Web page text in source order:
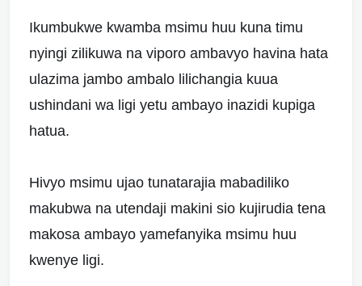
Ikumbukwe kwamba msimu huu kuna timu
nyingi zilikuwa na viporo ambavyo havina hata
ulazima jambo ambalo lilichangia kuua
ushindani wa ligi yetu ambayo inazidi kupiga
hatua.
Hivyo msimu ujao tunatarajia mabadiliko
makubwa na utendaji makini sio kujirudia tena
makosa ambayo yamefanyika msimu huu
kwenye ligi.